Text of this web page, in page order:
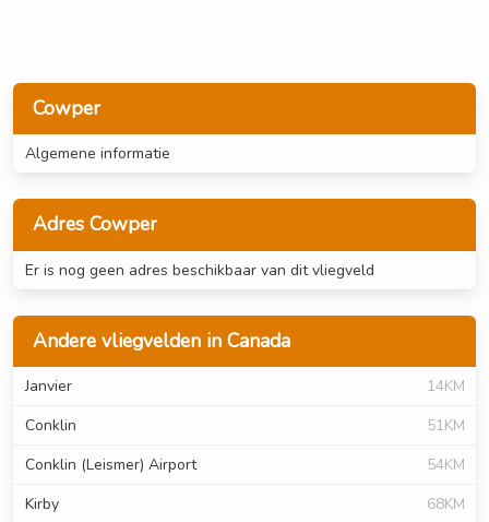
Cowper
Algemene informatie
Adres Cowper
Er is nog geen adres beschikbaar van dit vliegveld
Andere vliegvelden in Canada
Janvier
14KM
Conklin
51KM
Conklin (Leismer) Airport
54KM
Kirby
68KM